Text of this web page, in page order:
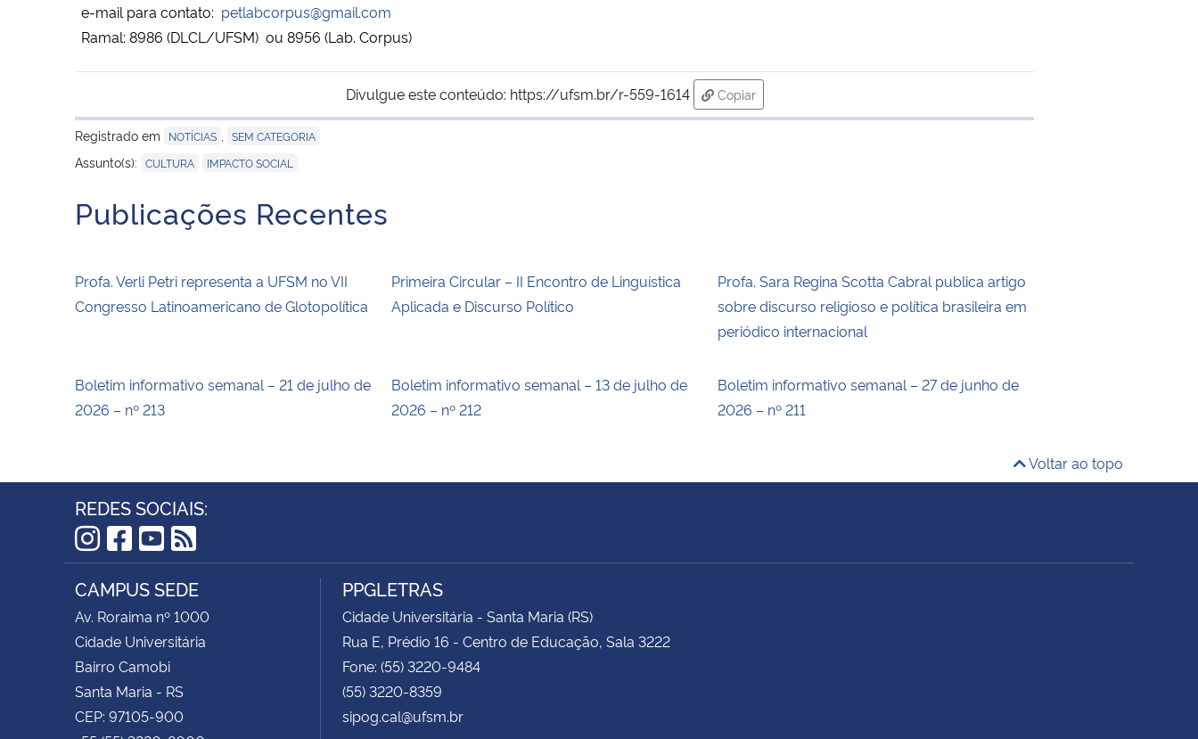
e-mail para contato: petlabcorpus@gmail.com
Ramal: 8986 (DLCL/UFSM) ou 8956 (Lab. Corpus)
Divulgue este conteúdo: https://ufsm.br/r-559-1614
Copiar
para área de transferência
Registrado em
NOTÍCIAS SEM CATEGORIA
Assunto(s): CULTURA IMPACTO SOCIAL
Publicações Recentes
Profa. Verli Petri representa a UFSM no VII
Congresso Latinoamericano de Glotopolítica
Primeira Circular – II Encontro de Linguística
Aplicada e Discurso Político
Profa. Sara Regina Scotta Cabral publica artigo
sobre discurso religioso e política brasileira em
periódico internacional
Boletim informativo semanal – 21 de julho de
2026 – nº 213
Boletim informativo semanal – 13 de julho de
2026 – nº 212
Boletim informativo semanal – 27 de junho de
2026 – nº 211
Voltar ao topo
REDES SOCIAIS:
Instagram
Facebook
YouTube
RSS
CAMPUS SEDE
Av. Roraima nº 1000
Cidade Universitária
Bairro Camobi
Santa Maria - RS
CEP: 97105-900
PPGLETRAS
Cidade Universitária - Santa Maria (RS)
Rua E, Prédio 16 - Centro de Educação, Sala 3222
Fone: (55) 3220-9484
(55) 3220-8359
sipog.cal@ufsm.br